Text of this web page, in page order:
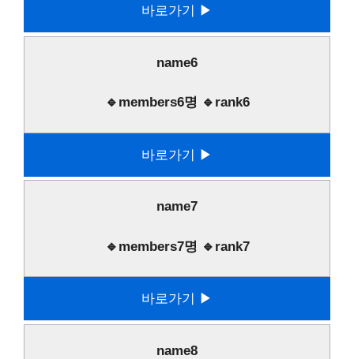
바로가기 ▶
name6
🔹members6명 🔹rank6
바로가기 ▶
name7
🔹members7명 🔹rank7
바로가기 ▶
name8